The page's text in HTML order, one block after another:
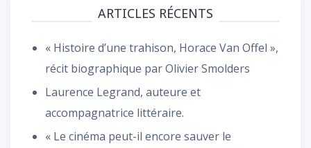
ARTICLES RÉCENTS
« Histoire d’une trahison, Horace Van Offel »,
récit biographique par Olivier Smolders
Laurence Legrand, auteure et
accompagnatrice littéraire.
« Le cinéma peut-il encore sauver le